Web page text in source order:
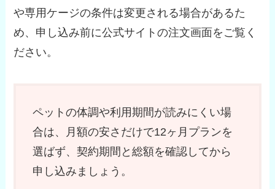
や専用ケージの条件は変更される場合があるた
め、申し込み前に公式サイトの注文画面をご覧く
ださい。
ペットの体調や利用期間が読みにくい場
合は、月額の安さだけで12ヶ月プランを
選ばず、契約期間と総額を確認してから
申し込みましょう。